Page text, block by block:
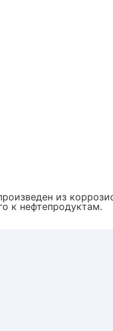
из
к нефтепродуктам.